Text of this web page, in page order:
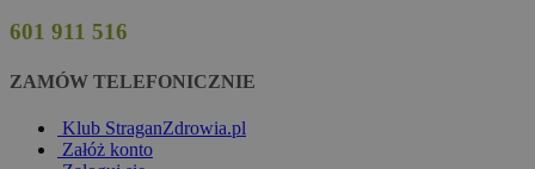
601 911 516
ZAMÓW TELEFONICZNIE
Klub StraganZdrowia.pl
Załóż konto